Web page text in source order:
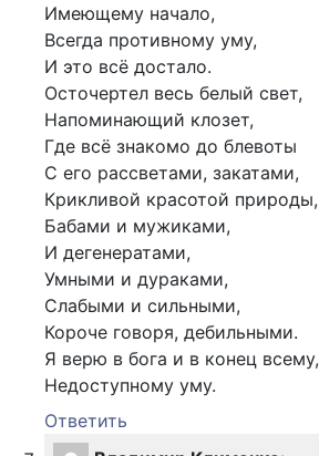
Имеющему начало,
Всегда противному уму,
И это всё достало.
Осточертел весь белый свет,
Напоминающий клозет,
Где всё знакомо до блевоты
С его рассветами, закатами,
Крикливой красотой природы,
Бабами и мужиками,
И дегенератами,
Умными и дураками,
Слабыми и сильными,
Короче говоря, дебильными.
Я верю в бога и в конец всему,
Недоступному уму.
Ответить